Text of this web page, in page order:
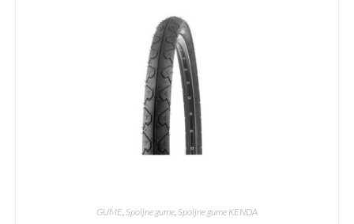
GUME, Spoljne gume, Spoljne gume KENDA